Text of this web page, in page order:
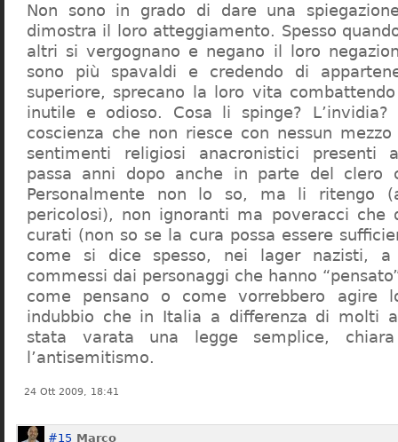
Non sono in grado di dare una
dimostra il loro atteggiamento. Spesso
altri si vergognano e negano il loro
sono più spavaldi e credendo di
superiore, sprecano la loro vita
inutile e odioso. Cosa li spinge?
coscienza che non riesce con nessun
sentimenti religiosi anacronistici presenti
passa anni dopo anche in parte del clero
Personalmente non lo so, ma li ritengo
pericolosi), non ignoranti ma poveracci che
curati (non so se la cura possa essere
come si dice spesso, nei lager nazisti,
commessi dai personaggi che hanno
come pensano o come vorrebbero agire
indubbio che in Italia a differenza di molti
stata varata una legge semplice,
l’antisemitismo.
24 Ott 2009, 18:41
#15 Marco